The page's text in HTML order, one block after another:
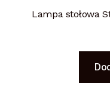
Lampa stołowa